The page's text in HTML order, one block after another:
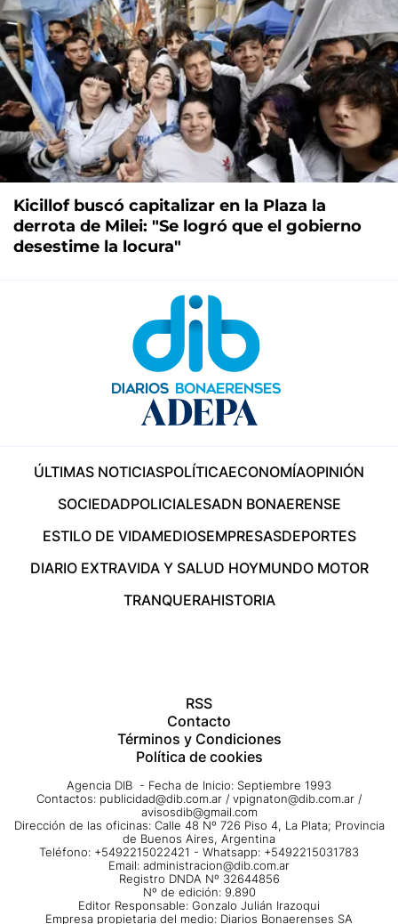
Kicillof buscó capitalizar en la Plaza la
derrota de Milei: "Se logró que el gobierno
desestime la locura"
ÚLTIMAS NOTICIASPOLÍTICAECONOMÍAOPINIÓN
SOCIEDADPOLICIALESADN BONAERENSE
ESTILO DE VIDAMEDIOSEMPRESASDEPORTES
DIARIO EXTRAVIDA Y SALUD HOYMUNDO MOTOR
TRANQUERAHISTORIA
RSS
Contacto
Términos y Condiciones
Política de cookies
Agencia DIB - Fecha de Inicio: Septiembre 1993
Contactos: publicidad@dib.com.ar / vpignaton@dib.com.ar /
avisosdib@gmail.com
Dirección de las oficinas: Calle 48 Nº 726 Piso 4, La Plata; Provincia
de Buenos Aires, Argentina
Teléfono: +5492215022421 - Whatsapp: +5492215031783
Email: administracion@dib.com.ar
Registro DNDA Nº 32644856
Nº de edición: 9.890
Editor Responsable: Gonzalo Julián Irazoqui
Empresa propietaria del medio: Diarios Bonaerenses SA